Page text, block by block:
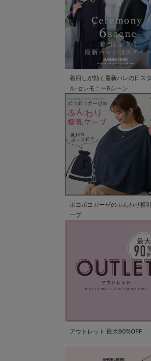
着回しが効く最新ハレの日ス
ル セレモニー6シーン
ポコポコガーゼのふんわり授
ープ
アウトレット 最大90%OFF